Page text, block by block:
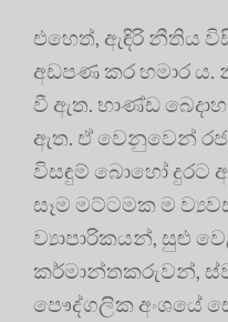
එහෙත්, ඇඳිරි නීතිය
අඩපණ කර හමාර ය.
වී ඇත. භාණ්ඩ
ඇත. ඒ වෙනුවෙන්
විසඳුම් බොහෝ දුරට
සෑම මට්ටමක ම
ව්‍යාපාරිකයන්, සුළු
කර්මාන්තකරුවන්,
පෞද්ගලික අංශයේ